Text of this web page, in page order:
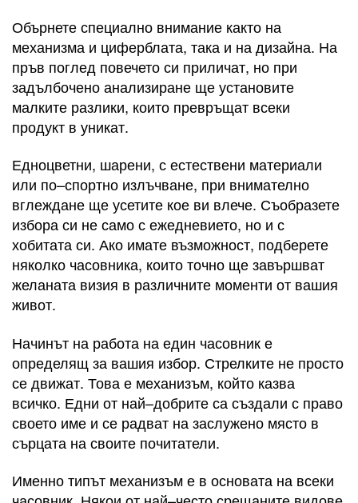
Обърнете специално внимание както на
механизма и циферблата, така и на дизайна. На
пръв поглед повечето си приличат, но при
задълбочено анализиране ще установите
малките разлики, които превръщат всеки
продукт в уникат.
Едноцветни, шарени, с естествени материали
или по–спортно излъчване, при внимателно
вглеждане ще усетите кое ви влече. Съобразете
избора си не само с ежедневието, но и с
хобитата си. Ако имате възможност, подберете
няколко часовника, които точно ще завършват
желаната визия в различните моменти от вашия
живот.
Начинът на работа на един часовник е
определящ за вашия избор. Стрелките не просто
се движат. Това е механизъм, който казва
всичко. Едни от най–добрите са създали с право
своето име и се радват на заслужено място в
сърцата на своите почитатели.
Именно типът механизъм е в основата на всеки